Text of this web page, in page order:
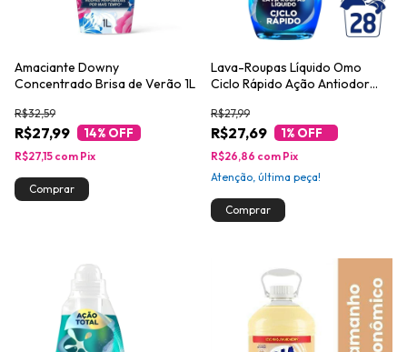
Amaciante Downy
Concentrado Brisa de Verão 1L
R$27,99
R$32,59
14% OFF
R$27,15 com Pix
Lava-Roupas Líquido Omo
Ciclo Rápido Ação Antiodor
R$27,69
R$27,99
1% OFF
R$26,86 com Pix
Atenção, última peça!